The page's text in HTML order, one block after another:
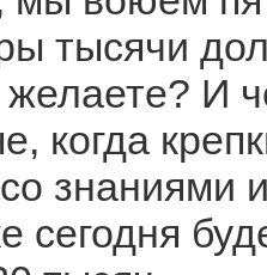
тысячи
желаете? И
когда
знаниями
сегодня